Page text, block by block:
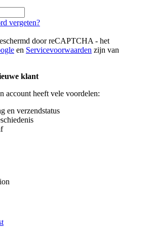
vergeten?
door reCAPTCHA - het
en Servicevoorwaarden zijn van
klant
account heeft vele voordelen:
en verzendstatus